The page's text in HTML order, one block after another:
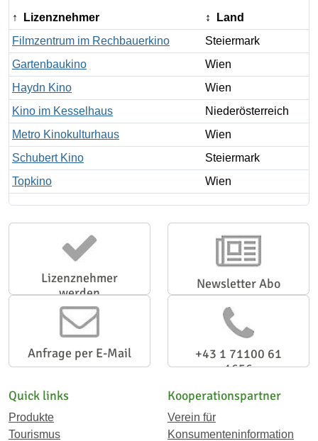
Lizenznehmer
Land
Filmzentrum im Rechbauerkino
Steiermark
Gartenbaukino
Wien
Haydn Kino
Wien
Kino im Kesselhaus
Niederösterreich
Metro Kinokulturhaus
Wien
Schubert Kino
Steiermark
Topkino
Wien
Lizenznehmer
werden
Newsletter Abo
Anfrage per E-Mail
+43 1 71100 61
1656
Quick links
Produkte
Tourismus
Kooperationspartner
Verein für
Konsumenteninformation